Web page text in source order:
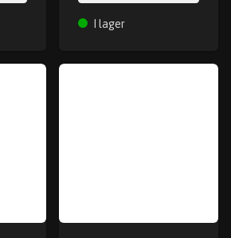
I lager